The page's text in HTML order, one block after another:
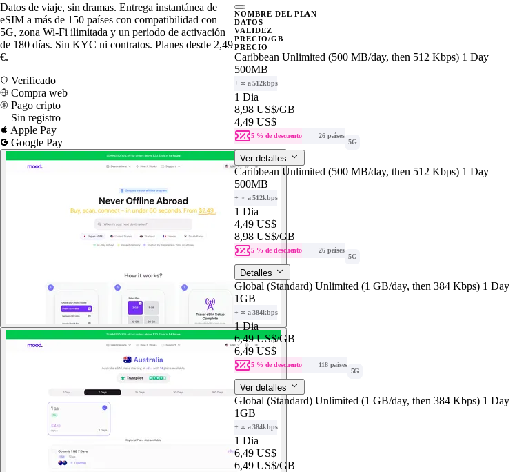
Datos de viaje, sin dramas. Entrega instantánea de
eSIM a más de 150 países con compatibilidad con
5G, zona Wi-Fi ilimitada y un periodo de activación
de 180 días. Sin KYC ni contratos. Planes desde 2,49
€.
Verificado
Compra web
Pago cripto
Sin registro
Apple Pay
Google Pay
NOMBRE DEL PLAN
DATOS
VALIDEZ
PRECIO/GB
PRECIO
Caribbean Unlimited (500 MB/day, then 512 Kbps) 1 Day
500MB
+ ∞ a 512kbps
1 Dia
8,98 US$/GB
4,49 US$
5 % de descuento
26 países
5G
Ver detalles
Caribbean Unlimited (500 MB/day, then 512 Kbps) 1 Day
500MB
+ ∞ a 512kbps
1 Dia
4,49 US$
8,98 US$/GB
5 % de descuento
26 países
5G
Detalles
Global (Standard) Unlimited (1 GB/day, then 384 Kbps) 1 Day
1GB
+ ∞ a 384kbps
1 Dia
6,49 US$/GB
6,49 US$
5 % de descuento
118 países
5G
Ver detalles
Global (Standard) Unlimited (1 GB/day, then 384 Kbps) 1 Day
1GB
+ ∞ a 384kbps
1 Dia
6,49 US$
6,49 US$/GB